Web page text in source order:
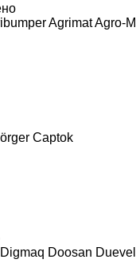
AgrimatAgro-
Captok
Digmaq Doosan